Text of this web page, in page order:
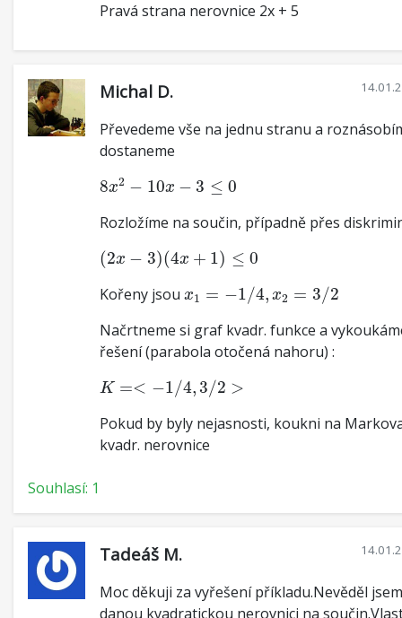
Pravá strana nerovnice 2x + 5
Michal D.
Převedeme vše na jednu stranu a
dostaneme
8x2 − 10x − 3 ≤ 0
8 2 10x 0
Rozložíme na součin, případně přes
(2x − 3)(4x + 1) ≤ 0
(2x− (4x+1 ≤ 0
Kořeny jsou x1 = −1/4, x2 = 3/2
x 4 ,x2 =
Načrtneme si graf kvadr. funkce a
řešení (parabola otočená nahoru) :
K =< −1/4,3/2 >
K=< 1 , 3/2 >
Pokud by byly nejasnosti, koukni na
kvadr. nerovnice
Souhlasí: 1
Tadeáš M.
Moc děkuji za vyřešení příkladu.Nevěděl
danou kvadratickou nerovnici na